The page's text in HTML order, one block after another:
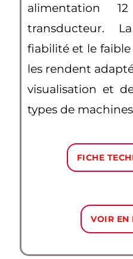
alimentation
transducteur.
fiabilité et le
les rendent
visualisation et
types de
FICHE
VOIR EN